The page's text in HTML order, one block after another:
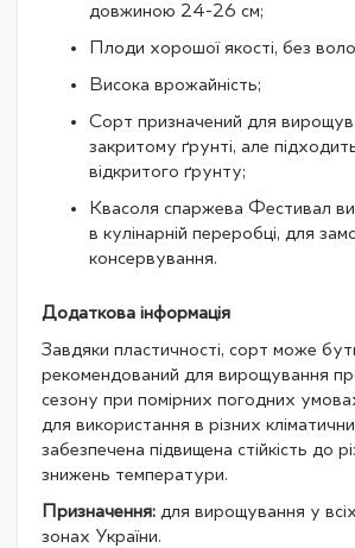
довжиною 24-26 см;
Плоди хорошої якості, без
Висока врожайність;
Сорт призначений для
закритому ґрунті, але
відкритого ґрунту;
Квасоля спаржева Фестивал
в кулінарній переробці, для
консервування.
Додаткова інформація
Завдяки пластичності, сорт може
рекомендований для вирощування
сезону при помірних погодних
для використання в різних
забезпечена підвищена стійкість до
знижень температури.
Призначення: для вирощування у
зонах України.